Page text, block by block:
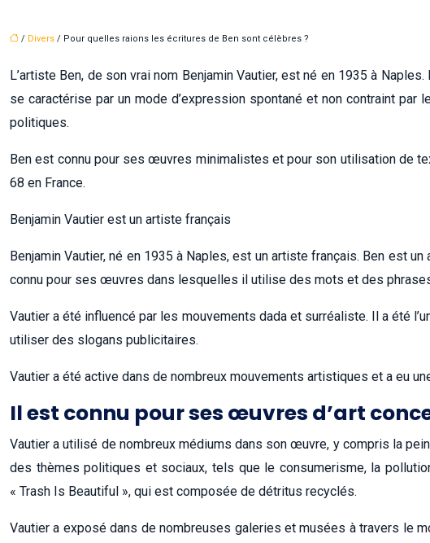
/ Divers / Pour quelles raions les écritures de Ben sont célèbres ?
L’artiste Ben, de son vrai nom Benjamin Vautier, est né en 1935 à
se caractérise par un mode d’expression spontané et non contraint
politiques.
Ben est connu pour ses œuvres minimalistes et pour son utilisation de
68 en France.
Benjamin Vautier est un artiste français
Benjamin Vautier, né en 1935 à Naples, est un artiste français. Ben est
connu pour ses œuvres dans lesquelles il utilise des mots et des
Vautier a été influencé par les mouvements dada et surréaliste. Il a été
utiliser des slogans publicitaires.
Vautier a été active dans de nombreux mouvements artistiques et a eu
Il est connu pour ses œuvres d’art
Vautier a utilisé de nombreux médiums dans son œuvre, y compris la
des thèmes politiques et sociaux, tels que le consumerisme, la
« Trash Is Beautiful », qui est composée de détritus recyclés.
Vautier a exposé dans de nombreuses galeries et musées à travers le